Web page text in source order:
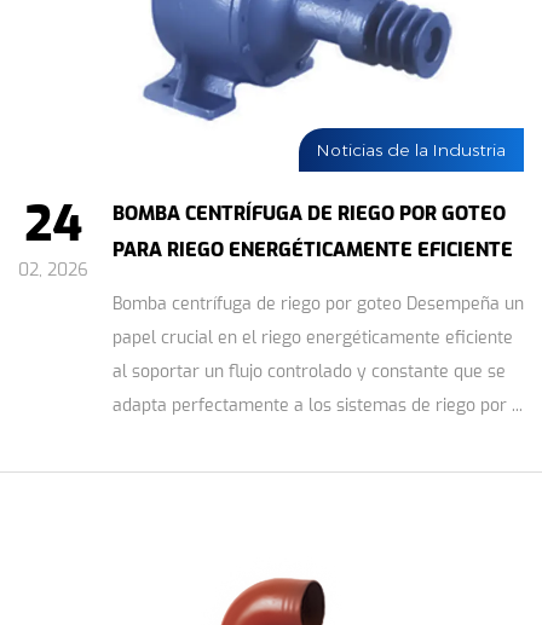
Noticias de la Industria
24
02, 2026
BOMBA CENTRÍFUGA DE RIEGO POR GOTEO
PARA RIEGO ENERGÉTICAMENTE EFICIENTE
Bomba centrífuga de riego por goteo Desempeña un
papel crucial en el riego energéticamente eficiente
al soportar un flujo controlado y constante que se
adapta perfectamente a los sistemas de riego por ...